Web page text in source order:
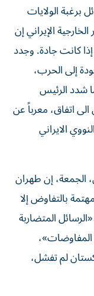
برغبة الولايات
الإيراني إن
إذا كانت جادة. وجدد
إلى الحرب،
شدد الرئيس
اتفاق، معرباً عن
الايراني
الجمعة، إن طهران
بالتفاوض إلا
المتضاربة
المفاوضات»،
لم تفشل،